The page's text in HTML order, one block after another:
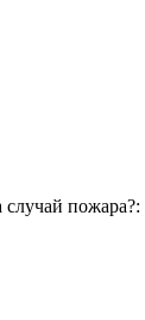
случай пожара?: